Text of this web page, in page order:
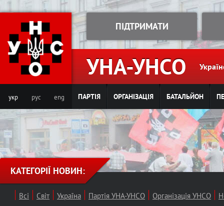
Jump to navigation
УНА-УНСО
ПІДТРИМАТИ
укр рус eng ПАРТІЯ ОРГАНІЗАЦІЯ БАТАЛЬЙОН
КАТЕГОРІЇ НОВИН:
Всі Світ Україна Партія УНА-УНСО Організація УНСО